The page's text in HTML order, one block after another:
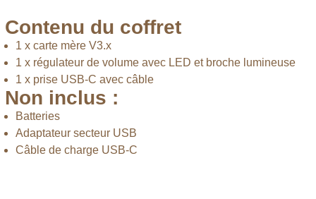
Contenu du coffret
1 x carte mère V3.x
1 x régulateur de volume avec LED et broche lumineuse
1 x prise USB-C avec câble
Non inclus :
Batteries
Adaptateur secteur USB
Câble de charge USB-C